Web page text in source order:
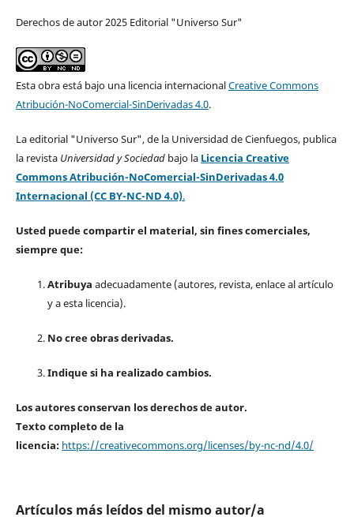
Derechos de autor 2025 Editorial "Universo Sur"
Esta obra está bajo una licencia internacionalCreative Commons
Atribución-NoComercial-SinDerivadas 4.0.
La editorial "Universo Sur", de la Universidad de Cienfuegos, publica
la revista Universidad y Sociedad bajo la Licencia Creative
Commons Atribución-NoComercial-SinDerivadas 4.0
Internacional (CC BY-NC-ND 4.0).
Usted puede compartir el material, sin fines comerciales,
siempre que:
Atribuya adecuadamente (autores, revista, enlace al artículo
y a esta licencia).
No cree obras derivadas.
Indique si ha realizado cambios.
Los autores conservan los derechos de autor.
Texto completo de la
licencia: https://creativecommons.org/licenses/by-nc-nd/4.0/
Artículos más leídos del mismo autor/a